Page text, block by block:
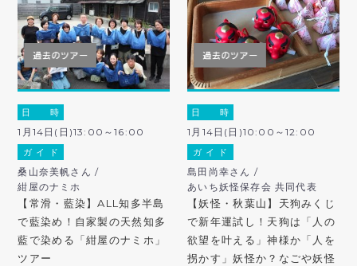
日 時
1月14日(日)13:00～16:00
ガ イ ド
桑山奈美帆さん /
紺屋のナミホ
【常滑・藍染】ALL知多半島
で藍染め！自家製の天然知多
藍で染める「紺屋のナミホ」
ツアー
日 時
1月14日(日)10:00～12:00
ガ イ ド
島田尚幸さん /
あいち妖怪保存会 共同代表
【妖怪・秋葉山】天狗みくじ
で新年運試し！天狗は「人の
欲望を叶える」神様か「人を
拐かす」妖怪か？なごや妖怪